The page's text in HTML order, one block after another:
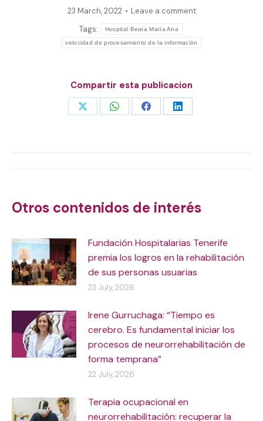
23 March, 2022
Leave a comment
Tags:
Hospital Beata María Ana
velocidad de procesamiento de la información
Compartir esta publicacion
Share Share Share Share
Otros contenidos de interés
Fundación Hospitalarias Tenerife
premia los logros en la rehabilitación
de sus personas usuarias
23 July, 2026
Irene Gurruchaga: “Tiempo es
cerebro. Es fundamental iniciar los
procesos de neurorrehabilitación de
forma temprana”
22 July, 2026
Terapia ocupacional en
neurorrehabilitación: recuperar la